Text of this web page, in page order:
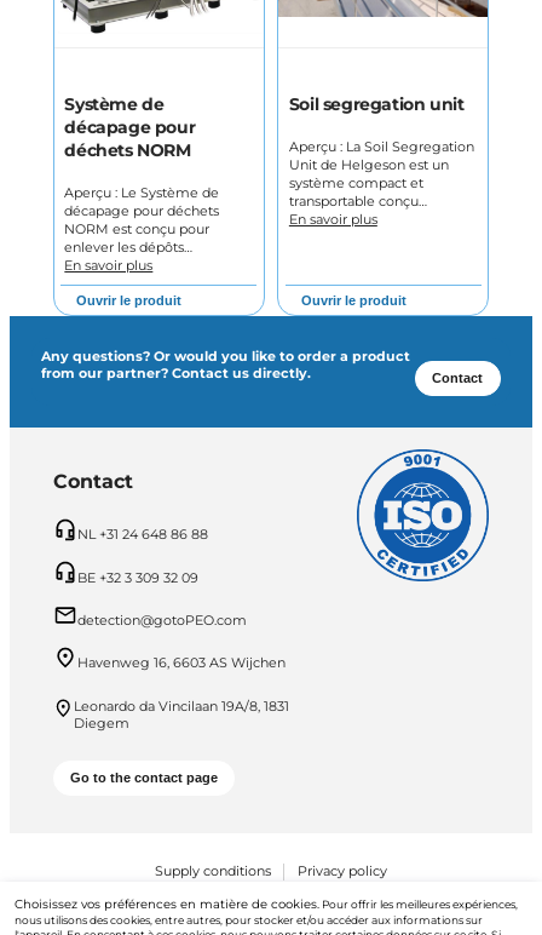
Système de
décapage pour
déchets NORM
Aperçu : Le Système de
décapage pour déchets
NORM est conçu pour
enlever les dépôts…
En savoir plus
Ouvrir le produit
Soil segregation unit
Aperçu : La Soil Segregation
Unit de Helgeson est un
système compact et
transportable conçu…
En savoir plus
Ouvrir le produit
Any questions? Or would you like to order a product
from our partner? Contact us directly.
Contact
Contact
NL +31 24 648 86 88
BE +32 3 309 32 09
detection@gotoPEO.com
Havenweg 16, 6603 AS Wijchen
Leonardo da Vincilaan 19A/8, 1831
Diegem
Go to the contact page
Supply conditions Privacy policy
PEO B.V. © 2026 Tous droits réservés
Choisissez vos préférences en matière de cookies. Pour offrir les meilleures expériences,
nous utilisons des cookies, entre autres, pour stocker et/ou accéder aux informations sur